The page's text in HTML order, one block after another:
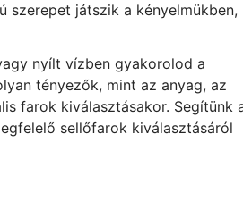
szerepet játszik a kényelmükben,
nyílt vízben gyakorolod a
tényezők, mint az anyag, az
farok kiválasztásakor. Segítünk
sellőfarok kiválasztásáról